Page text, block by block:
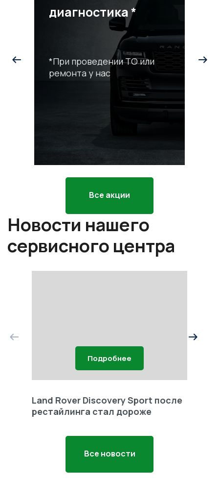
диагностика *
*При проведении ТО или
ремонта у нас
Все акции
Новости нашего
сервисного центра
Подробнее
Land Rover Discovery Sport после
рестайлинга стал дороже
Все новости